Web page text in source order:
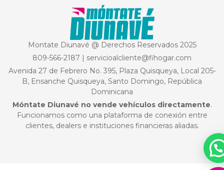
Montate Diunavé @ Derechos Reservados 2025
809-566-2187 | servicioalcliente@fihogar.com
Avenida 27 de Febrero No. 395, Plaza Quisqueya, Local 205-
B, Ensanche Quisqueya, Santo Domingo, República
Dominicana
Móntate Diunavé no vende vehículos directamente.
Funcionamos como una plataforma de conexión entre
clientes, dealers e instituciones financieras aliadas.